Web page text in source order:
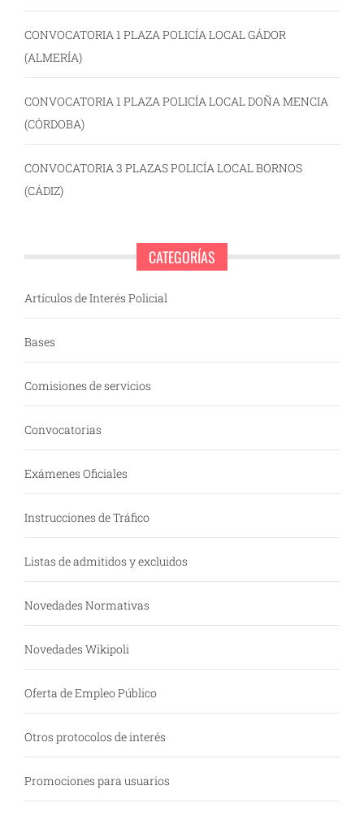
CONVOCATORIA 1 PLAZA POLICÍA LOCAL GÁDOR
(ALMERÍA)
CONVOCATORIA 1 PLAZA POLICÍA LOCAL DOÑA MENCIA
(CÓRDOBA)
CONVOCATORIA 3 PLAZAS POLICÍA LOCAL BORNOS
(CÁDIZ)
CATEGORÍAS
Artículos de Interés Policial
Bases
Comisiones de servicios
Convocatorias
Exámenes Oficiales
Instrucciones de Tráfico
Listas de admitidos y excluidos
Novedades Normativas
Novedades Wikipoli
Oferta de Empleo Público
Otros protocolos de interés
Promociones para usuarios